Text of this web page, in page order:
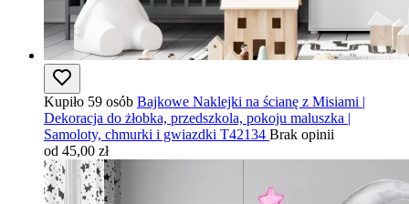
Kupiło 59 osób Bajkowe Naklejki na ścianę z Misiami |
Dekoracja do żłobka, przedszkola, pokoju maluszka |
Samoloty, chmurki i gwiazdki T42134 Brak opinii
od 45,00 zł